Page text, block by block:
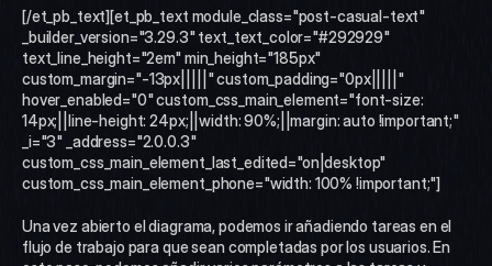
[/et_pb_text][et_pb_text module_class="post-casual-text"
_builder_version="3.29.3" text_text_color="#292929"
text_line_height="2em" min_height="185px"
custom_margin="-13px|||||" custom_padding="0px|||||"
hover_enabled="0" custom_css_main_element="font-size:
14px;||line-height: 24px;||width: 90%;||margin: auto !important;"
_i="3" _address="2.0.0.3"
custom_css_main_element_last_edited="on|desktop"
custom_css_main_element_phone="width: 100% !important;"]
Una vez abierto el diagrama, podemos ir añadiendo tareas en el
flujo de trabajo para que sean completadas por los usuarios. En